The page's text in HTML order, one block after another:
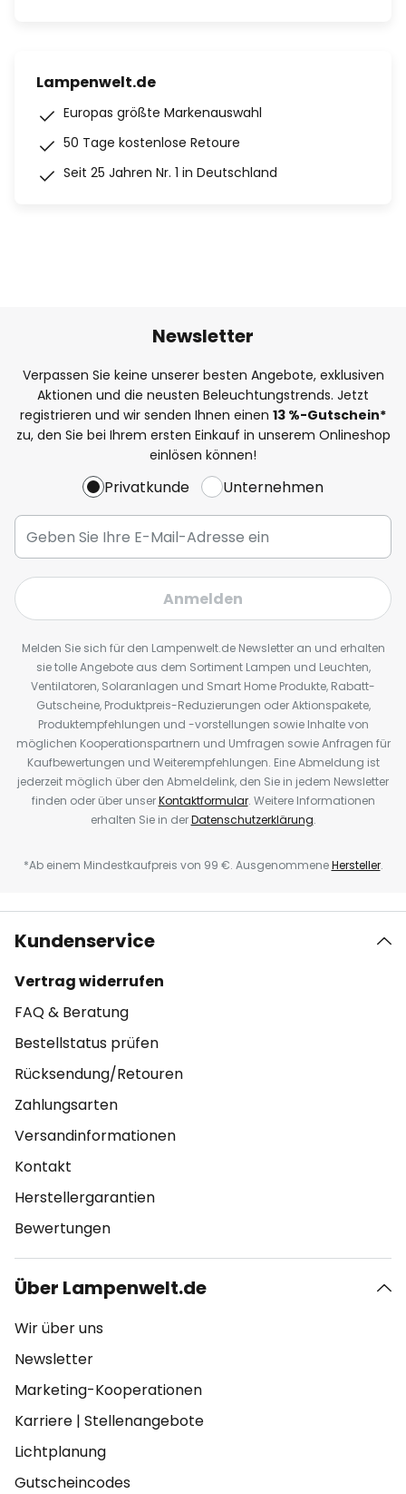
Lampenwelt.de
Europas größte Markenauswahl
50 Tage kostenlose Retoure
Seit 25 Jahren Nr. 1 in Deutschland
Newsletter
Verpassen Sie keine unserer besten Angebote, exklusiven
Aktionen und die neusten Beleuchtungstrends. Jetzt
registrieren und wir senden Ihnen einen 13 %-Gutschein*
zu, den Sie bei Ihrem ersten Einkauf in unserem Onlineshop
einlösen können!
Privatkunde Unternehmen
Anmelden
Melden Sie sich für den Lampenwelt.de Newsletter an und erhalten
sie tolle Angebote aus dem Sortiment Lampen und Leuchten,
Ventilatoren, Solaranlagen und Smart Home Produkte, Rabatt-
Gutscheine, Produktpreis-Reduzierungen oder Aktionspakete,
Produktempfehlungen und -vorstellungen sowie Inhalte von
möglichen Kooperationspartnern und Umfragen sowie Anfragen für
Kaufbewertungen und Weiterempfehlungen. Eine Abmeldung ist
jederzeit möglich über den Abmeldelink, den Sie in jedem Newsletter
finden oder über unserKontaktformular. Weitere Informationen
erhalten Sie in derDatenschutzerklärung.
*Ab einem Mindestkaufpreis von 99 €. AusgenommeneHersteller.
Kundenservice
Vertrag widerrufen
FAQ & Beratung
Bestellstatus prüfen
Rücksendung/Retouren
Zahlungsarten
Versandinformationen
Kontakt
Herstellergarantien
Bewertungen
Über Lampenwelt.de
Wir über uns
Newsletter
Marketing-Kooperationen
Karriere | Stellenangebote
Lichtplanung
Gutscheincodes